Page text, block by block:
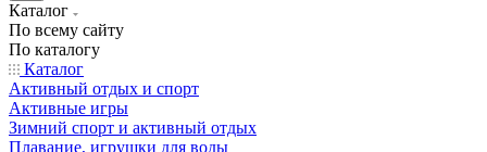
Каталог
По всему сайту
По каталогу
Каталог
Активный отдых и спорт
Активные игры
Зимний спорт и активный отдых
Плавание, игрушки для воды